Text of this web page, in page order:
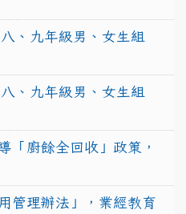
、九年級男、女生組
、九年級男、女生組
「廚餘全回收」政策，
管理辦法」，業經教育